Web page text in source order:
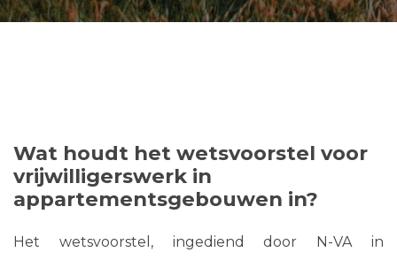
Wat houdt het wetsvoorstel voor
vrijwilligerswerk in
appartementsgebouwen in?
Het wetsvoorstel, ingediend door N-VA in